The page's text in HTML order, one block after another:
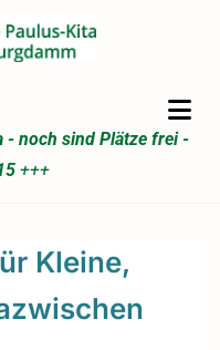
- noch sind Plätze frei -
+++
Kleine,